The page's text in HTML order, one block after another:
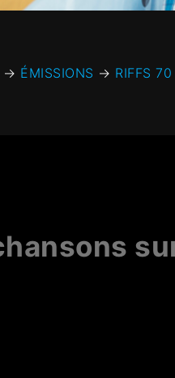
→ ÉMISSIONS → RIFFS